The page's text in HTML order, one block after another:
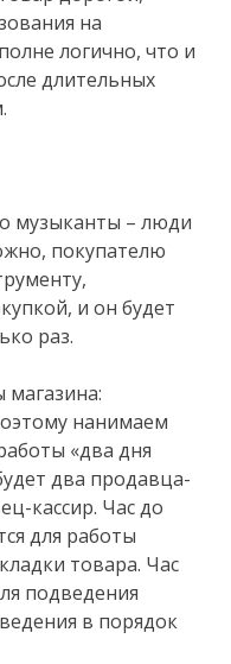
на
логично, что и
длительных
музыканты – люди
покупателю
и он будет
раз.
нанимаем
«два дня
два продавца-
кассир. Час до
для работы
товара. Час
подведения
в порядок